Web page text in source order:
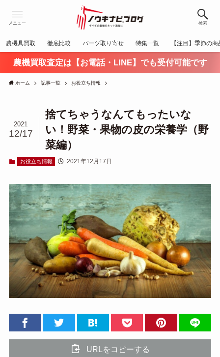
検索
メニュー
農機具買取 徹底比較 パーツ取り寄せ 特集一覧 【注目】季節の商
農機買取査定は【お電話・LINE】でも受付可能です
ホーム 記事一覧 お役立ち情報
捨てちゃうなんてもったいな
い！野菜・果物の皮の栄養学（野
菜編）
2021
12/17
お役立ち情報 2021年12月17日
URLをコピーする